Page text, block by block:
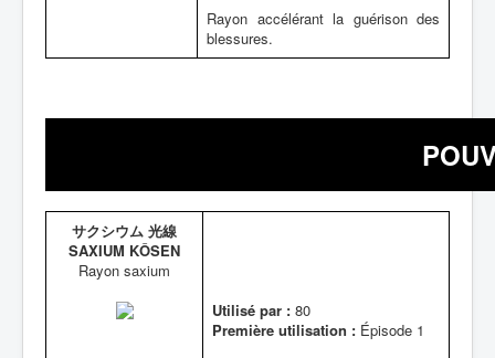
Rayon accélérant la guérison des
blessures.
サクシウム 光線
SAXIUM KÔSEN
Rayon saxium
Utilisé par : 80
Première utilisation : Épisode 1